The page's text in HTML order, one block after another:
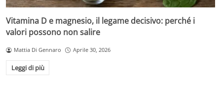
Vitamina D e magnesio, il legame decisivo: perché i
valori possono non salire
Mattia Di Gennaro Aprile 30, 2026
Leggi di più